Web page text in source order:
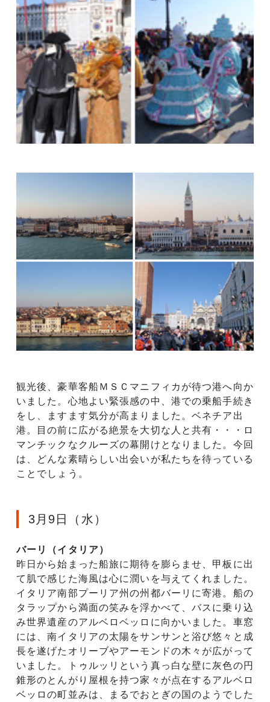
観光後、豪華客船ＭＳＣマニフィカが待つ港へ向か
いました。心地よい緊張感の中、港での乗船手続き
をし、ますます気分が高まりました。ベネチア出
港。目の前に広がる絶景を大切な人と共有・・・ロ
マンチックなクルーズの幕開けとなりました。今回
は、どんな素晴らしい出会いが私たちを待っている
ことでしょう。
3月9日（水）
バーリ（イタリア）
昨日から始まった船旅に期待を膨らませ、甲板に出
て肌で感じた海風は心に潤いを与えてくれました。
イタリア南部プーリア州の州都バーリに寄港。船の
タラップから満面の笑みを浮かべて、バスに乗り込
み世界遺産のアルベロベッロに向かいました。車窓
には、南イタリアの太陽をサンサンと浴び悠々と成
長を遂げたオリーブやアーモンドの木々が広がって
いました。トゥルッリという真っ白な壁に灰色の円
錐形のとんがり屋根を持つ家々が点在するアルベロ
ベッロの町並みは、まるでおとぎの国のようでした